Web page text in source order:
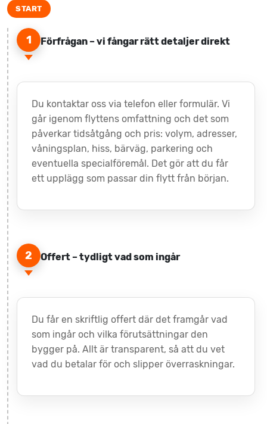
1 Förfrågan – vi fångar rätt detaljer direkt
Du kontaktar oss via telefon eller formulär. Vi
går igenom flyttens omfattning och det som
påverkar tidsåtgång och pris: volym, adresser,
våningsplan, hiss, bärväg, parkering och
eventuella specialföremål. Det gör att du får
ett upplägg som passar din flytt från början.
2 Offert – tydligt vad som ingår
Du får en skriftlig offert där det framgår vad
som ingår och vilka förutsättningar den
bygger på. Allt är transparent, så att du vet
vad du betalar för och slipper överraskningar.